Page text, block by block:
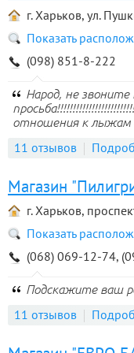
г. Харьков, ул.
Показать
(098) 851-8-222
Народ, не
отношения к лыжам
11 отзывов
Магазин
г. Харьков,
Показать
(068) 069-12-74,
Подскажите ваш
11 отзывов